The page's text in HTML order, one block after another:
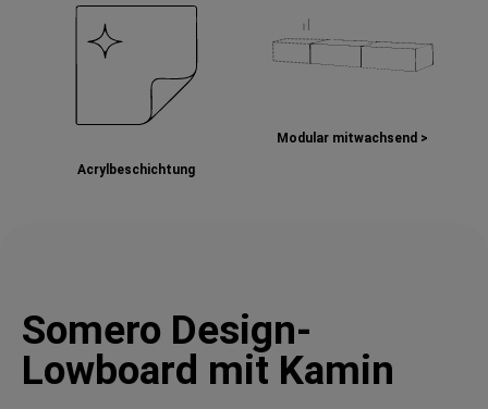
Acrylbeschichtung
Modular mitwachsend >
Somero Design-
Lowboard mit Kamin